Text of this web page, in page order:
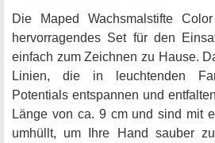
Die Maped Wachsmalstifte
hervorragendes Set für den
einfach zum Zeichnen zu Hause.
Linien, die in leuchtenden
Potentials entspannen und
Länge von ca. 9 cm und sind mit
umhüllt, um Ihre Hand sauber